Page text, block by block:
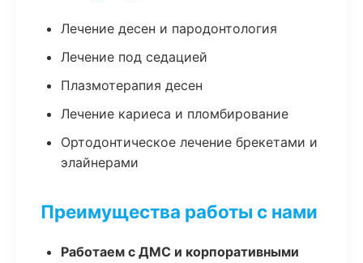
Лечение десен и пародонтология
Лечение под седацией
Плазмотерапия десен
Лечение кариеса и пломбирование
Ортодонтическое лечение брекетами и
элайнерами
Преимущества работы с нами
Работаем с ДМС и корпоративными